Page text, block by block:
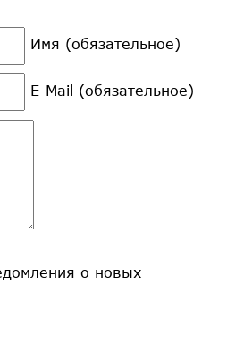
Имя (обязательное)
E-Mail (обязательное)
о новых